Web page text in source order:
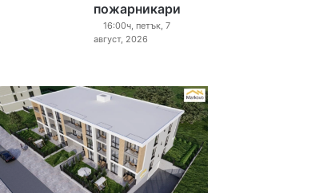
пожарникари
16:00ч, петък, 7
август, 2026